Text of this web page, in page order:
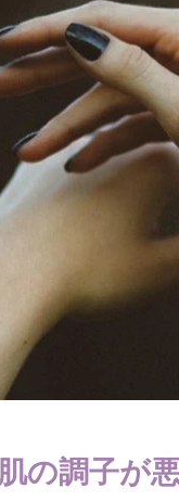
肌の調子が